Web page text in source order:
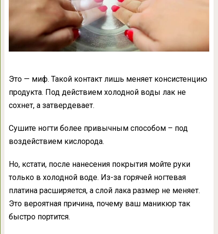
Это — миф. Такой контакт лишь меняет консистенцию
продукта. Под действием холодной воды лак не
сохнет, а затвердевает.
Сушите ногти более привычным способом – под
воздействием кислорода.
Но, кстати, после нанесения покрытия мойте руки
только в холодной воде. Из-за горячей ногтевая
платина расширяется, а слой лака размер не меняет.
Это вероятная причина, почему ваш маникюр так
быстро портится.